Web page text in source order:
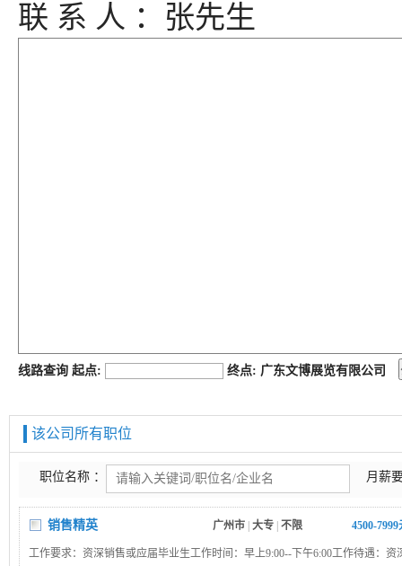
联 系 人 ：张先生
线路查询 起点: 终点: 广东文博展览有限公司
该公司所有职位
职位名称 ： 月薪
销售精英 广州市 大专 不限 4500-7999
工作要求：资深销售或应届毕业生工作时间：早上9:00--下午6:00工作待遇：资